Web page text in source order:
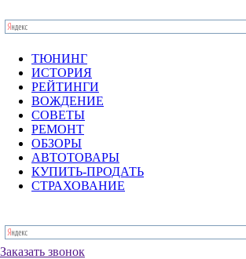
ТЮНИНГ
ИСТОРИЯ
РЕЙТИНГИ
ВОЖДЕНИЕ
СОВЕТЫ
РЕМОНТ
ОБЗОРЫ
АВТОТОВАРЫ
КУПИТЬ-ПРОДАТЬ
СТРАХОВАНИЕ
Заказать звонок